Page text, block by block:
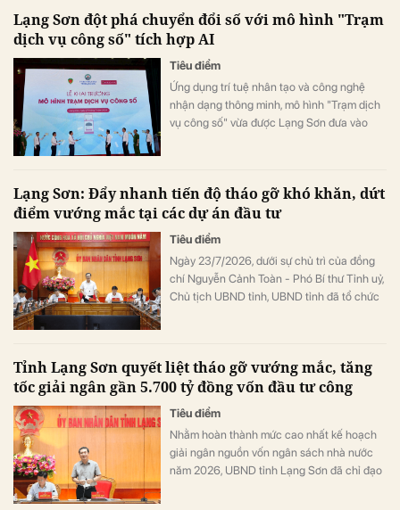
Lạng Sơn đột phá chuyển đổi số với mô hình "Trạm
dịch vụ công số" tích hợp AI
Tiêu điểm
Ứng dụng trí tuệ nhân tạo và công nghệ
nhận dạng thông minh, mô hình "Trạm dịch
vụ công số" vừa được Lạng Sơn đưa vào
và xã hội số thực chất.
Lạng Sơn: Đẩy nhanh tiến độ tháo gỡ khó khăn, dứt
điểm vướng mắc tại các dự án đầu tư
Tiêu điểm
Ngày 23/7/2026, dưới sự chủ trì của đồng
chí Nguyễn Cảnh Toàn - Phó Bí thư Tỉnh uỷ,
Chủ tịch UBND tỉnh, UBND tỉnh đã tổ chức
vướng mắc cho các dự án đầu tư trên địa
bàn.
Tỉnh Lạng Sơn quyết liệt tháo gỡ vướng mắc, tăng
tốc giải ngân gần 5.700 tỷ đồng vốn đầu tư công
Tiêu điểm
Nhằm hoàn thành mức cao nhất kế hoạch
giải ngân nguồn vốn ngân sách nhà nước
năm 2026, UBND tỉnh Lạng Sơn đã chỉ đạo